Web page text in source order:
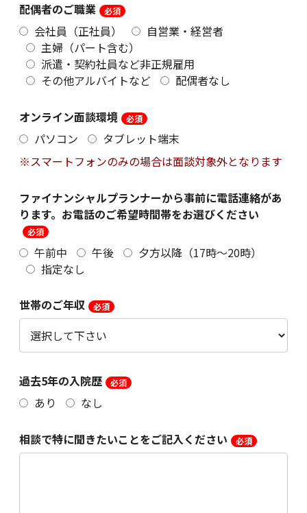
配偶者のご職業
会社員（正社員）
自営業・経営者
主婦（パート含む）
派遣・契約社員など非正規雇用
その他アルバイトなど
配偶者なし
オンライン面談環境
パソコン
タブレット端末
※スマートフォンのみの場合は面談対象外となります
ファイナンシャルプランナーから事前に電話連絡があ
ります。お電話のご希望時間帯をお選びください
午前中 午後
夕方以降（17時～20時）
指定なし
世帯のご年収
過去5年の入院歴
あり
なし
相談で特に聞きたいことをご記入ください